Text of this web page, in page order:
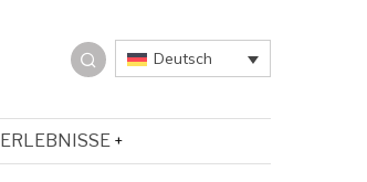
Deutsch
ERLEBNISSE